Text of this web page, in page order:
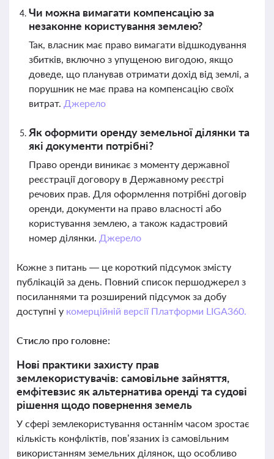
Чи можна вимагати компенсацію за
незаконне користування землею?
Так, власник має право вимагати відшкодування
збитків, включно з упущеною вигодою, якщо
доведе, що планував отримати дохід від землі, а
порушник не має права на компенсацію своїх
витрат. Джерело
Як оформити оренду земельної ділянки та
які документи потрібні?
Право оренди виникає з моменту державної
реєстрації договору в Державному реєстрі
речових прав. Для оформлення потрібні договір
оренди, документи на право власності або
користування землею, а також кадастровий
номер ділянки. Джерело
Кожне з питань — це короткий підсумок змісту
публікацій за день. Повний список першоджерел з
посиланнями та розширений підсумок за добу
доступні у комерційній версії Платформи LIGA360.
Стисло про головне:
Нові практики захисту прав
землекористувачів: самовільне зайняття,
емфітевзис як альтернатива оренді та судові
рішення щодо повернення земель
У сфері землекористування останнім часом зростає
кількість конфліктів, пов’язаних із самовільним
використанням земельних ділянок, що особливо